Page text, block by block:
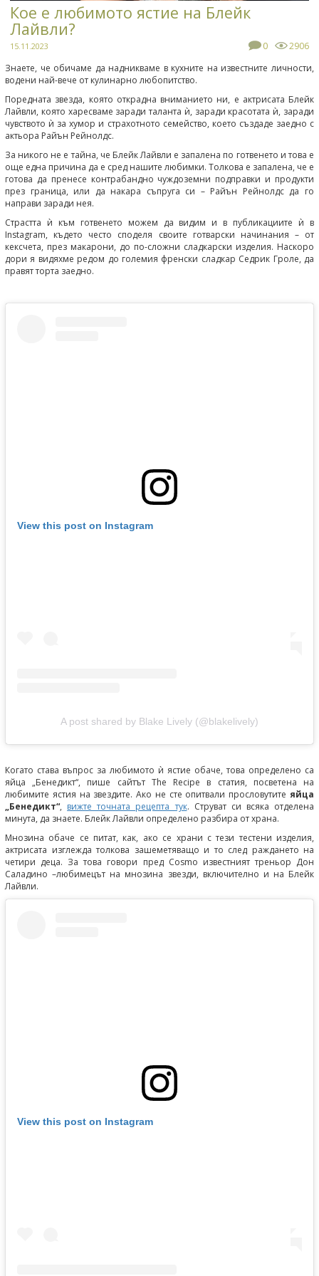
Кое е любимото ястие на Блейк
Лайвли?
15.11.2023 0
2906
Знаете, че обичаме да надникваме в кухните на известните личности,
водени най-вече от кулинарно любопитство.
Поредната звезда, която открадна вниманието ни, е актрисата Блейк
Лайвли, която харесваме заради таланта ѝ, заради красотата ѝ, заради
чувството ѝ за хумор и страхотното семейство, което създаде заедно с
актьора Райън Рейнолдс.
За никого не е тайна, че Блейк Лайвли е запалена по готвенето и това е
още една причина да е сред нашите любимки. Толкова е запалена, че е
готова да пренесе контрабандно чуждоземни подправки и продукти
през граница, или да накара съпруга си – Райън Рейнолдс да го
направи заради нея.
Страстта ѝ към готвенето можем да видим и в публикациите ѝ в
Instagram, където често споделя своите готварски начинания – от
кексчета, през макарони, до по-сложни сладкарски изделия. Наскоро
дори я видяхме редом до големия френски сладкар Седрик Гроле, да
правят торта заедно.
View this post on Instagram
A post shared by Blake Lively (@blakelively)
Когато става въпрос за любимото ѝ ястие обаче, това определено са
яйца „Бенедикт“, пише сайтът The Recipe в статия, посветена на
любимите ястия на звездите. Ако не сте опитвали прословутите яйца
„Бенедикт“, вижте точната рецепта тук. Струват си всяка отделена
минута, да знаете. Блейк Лайвли определено разбира от храна.
Мнозина обаче се питат, как, ако се храни с тези тестени изделия,
актрисата изглежда толкова зашеметяващо и то след раждането на
четири деца. За това говори пред Cosmo известният треньор Дон
Саладино –любимецът на мнозина звезди, включително и на Блейк
Лайвли.
View this post on Instagram